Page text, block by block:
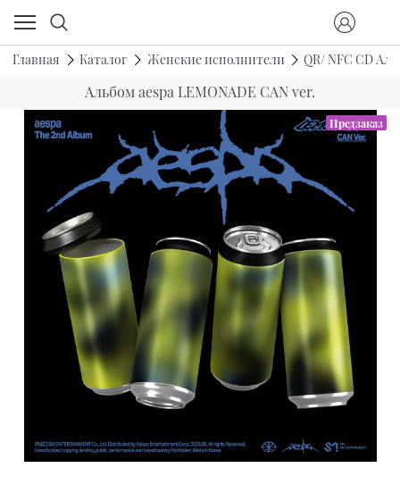
Главная Каталог Женские исполнители QR/ NFC CD
Альбом aespa LEMONADE CAN ver.
Предзаказ